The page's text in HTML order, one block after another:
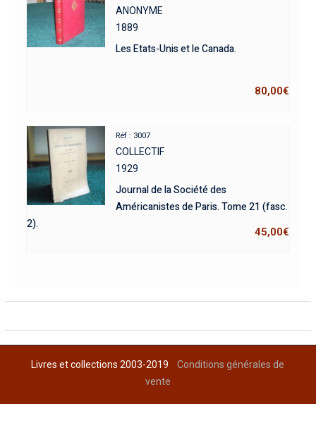
ANONYME
1889
Les Etats-Unis et le Canada.
80,00€
Réf : 3007
COLLECTIF
1929
Journal de la Société des
Américanistes de Paris. Tome 21 (fasc.
2).
45,00€
Livres et collections 2003-2019Conditions générales de
vente